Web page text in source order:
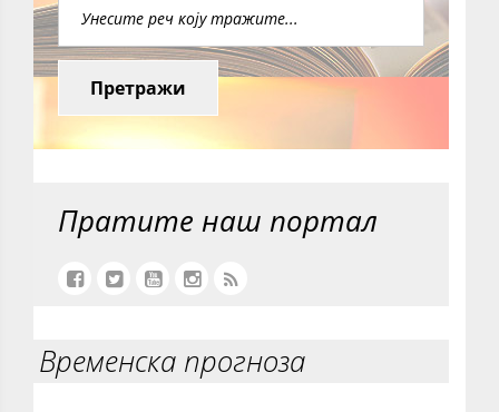
Претражи
Пратите наш портал
Временска прогноза